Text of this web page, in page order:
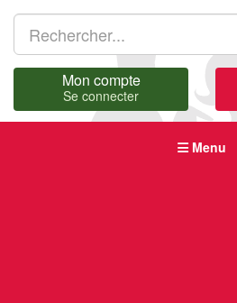
Mon compte
Se connecter
Menu